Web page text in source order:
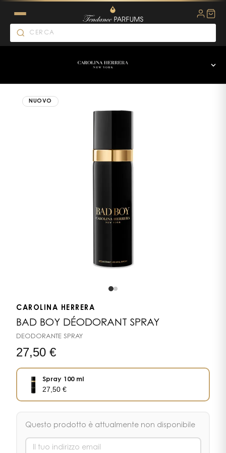
NUOVO
CAROLINA HERRERA
BAD BOY DÉODORANT SPRAY
DEODORANTE SPRAY
27,50 €
Spray 100 ml
27,50€
Questo prodotto è attualmente non disponibile